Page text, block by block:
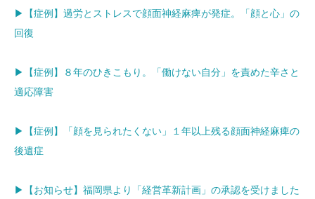
▶【症例】過労とストレスで顔面神経麻痺が発症。「顔と心」の
回復
▶【症例】８年のひきこもり。「働けない自分」を責めた辛さと
適応障害
▶【症例】「顔を見られたくない」１年以上残る顔面神経麻痺の
後遺症
▶【お知らせ】福岡県より「経営革新計画」の承認を受けました